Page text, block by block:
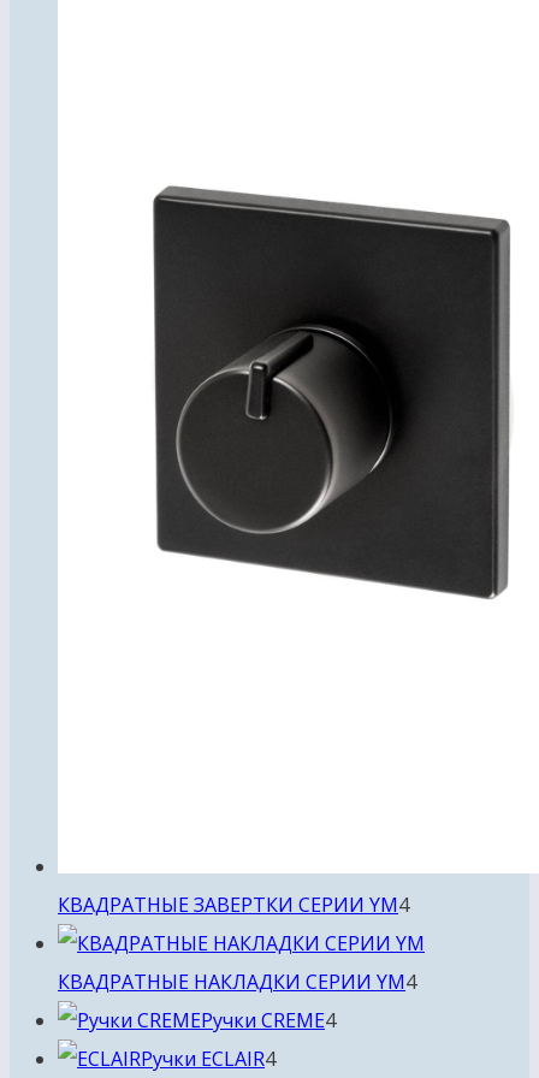
КВАДРАТНЫЕ ЗАВЕРТКИ СЕРИИ YM44
товара
КВАДРАТНЫЕ НАКЛАДКИ СЕРИИ YM44
Ручки CREME44
Ручки ECLAIR44